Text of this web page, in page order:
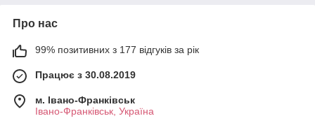
Про нас
99% позитивних з 177 відгуків за рік
Працює з 30.08.2019
м. Івано-Франківськ
Івано-Франківськ, Україна